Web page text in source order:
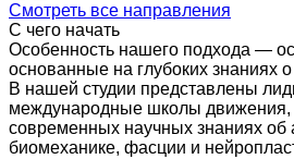
Смотреть все направления
С чего начать
Особенность нашего подхода —
основанные на глубоких знаниях о
В нашей студии представлены
международные школы движения,
современных научных знаниях об
биомеханике, фасции и